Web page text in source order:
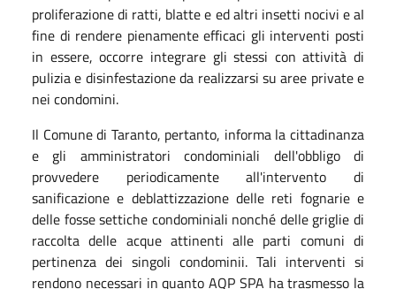
proliferazione di ratti, blatte e ed altri insetti nocivi e aI
fine di rendere pienamente efficaci gli interventi posti
in essere, occorre integrare gli stessi con attività di
pulizia e disinfestazione da realizzarsi su aree private e
nei condomini.
Il Comune di Taranto, pertanto, informa la cittadinanza
e gli amministratori condominiali dell'obbligo di
provvedere periodicamente all'intervento di
sanificazione e deblattizzazione delle reti fognarie e
delle fosse settiche condominiali nonché delle griglie di
raccolta delle acque attinenti alle parti comuni di
pertinenza dei singoli condominii. Tali interventi si
rendono necessari in quanto AQP SPA ha trasmesso la